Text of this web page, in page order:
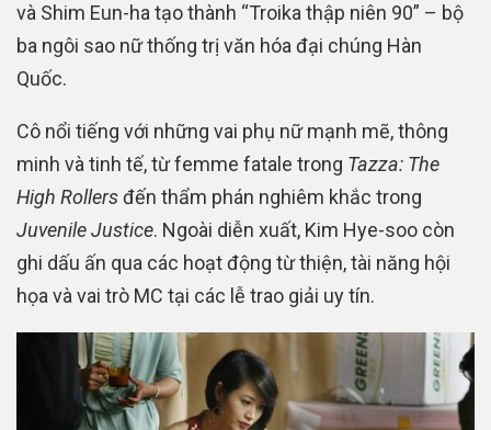
và Shim Eun-ha tạo thành “Troika thập niên 90” – bộ
ba ngôi sao nữ thống trị văn hóa đại chúng Hàn
Quốc.
Cô nổi tiếng với những vai phụ nữ mạnh mẽ, thông
minh và tinh tế, từ femme fatale trong Tazza: The
High Rollersđến thẩm phán nghiêm khắc trong
Juvenile Justice. Ngoài diễn xuất, Kim Hye-soo còn
ghi dấu ấn qua các hoạt động từ thiện, tài năng hội
họa và vai trò MC tại các lễ trao giải uy tín.